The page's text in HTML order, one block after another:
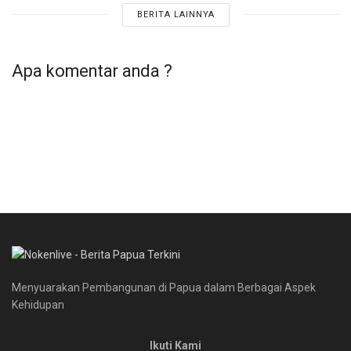
(Melviandres Pamanggori/Redaksi)
kota jayapura Pemerintah Kota Jayapura
BERITA LAINNYA
Apa komentar anda ?
Menyuarakan Pembangunan di Papua dalam Berbagai Aspek
Kehidupan
Ikuti Kami